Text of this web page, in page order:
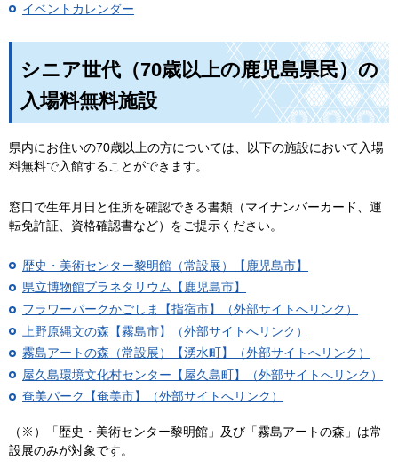
イベントカレンダー
シニア世代（70歳以上の鹿児島県民）の
入場料無料施設
県内にお住いの70歳以上の方については、以下の施設において入場
料無料で入館することができます。
窓口で生年月日と住所を確認できる書類（マイナンバーカード、運
転免許証、資格確認書など）をご提示ください。
歴史・美術センター黎明館（常設展）【鹿児島市】
県立博物館プラネタリウム【鹿児島市】
フラワーパークかごしま【指宿市】（外部サイトへリンク）
上野原縄文の森【霧島市】（外部サイトへリンク）
霧島アートの森（常設展）【湧水町】（外部サイトへリンク）
屋久島環境文化村センター【屋久島町】（外部サイトへリンク）
奄美パーク【奄美市】（外部サイトへリンク）
（※）「歴史・美術センター黎明館」及び「霧島アートの森」は常
設展のみが対象です。